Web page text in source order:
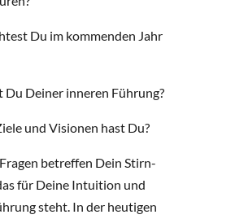
Du im kommenden Jahr
Du Deiner inneren Führung?
und Visionen hast Du?
betreffen Dein Stirn-
für Deine Intuition und
steht. In der heutigen